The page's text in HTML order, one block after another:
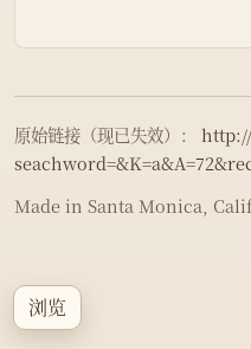
浏览
原始链接（现已失效）：
Made in Santa Monica,